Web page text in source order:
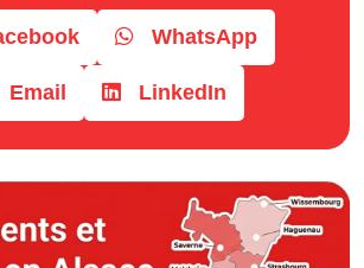
WhatsApp
Email LinkedIn